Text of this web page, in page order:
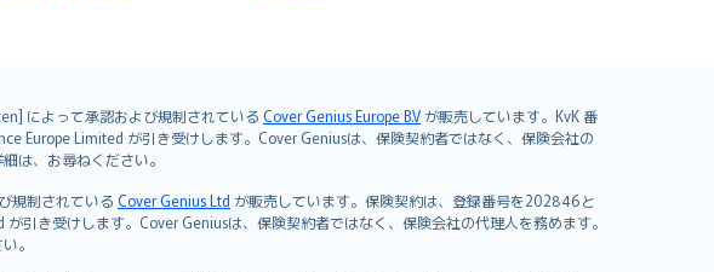
によって承認および規制されている Cover Genius Europe B.V が販売しています。KvK 番
Europe Limited が引き受けします。Cover Geniusは、保険契約者ではなく、保険会社の
は、お尋ねください。
規制されている Cover Genius Ltd が販売しています。保険契約は、登録番号を202846と
引き受けします。Cover Geniusは、保険契約者ではなく、保険会社の代理人を務めます。
。